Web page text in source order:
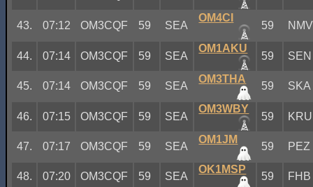
43. 07:12 OM3CQF 59 SEA
OM4CI
59 NMV
44. 07:14 OM3CQF 59 SEA
OM1AKU
59 SEN
45. 07:14 OM3CQF 59 SEA
OM3THA
59 SKA
46. 07:15 OM3CQF 59 SEA
OM3WBY
59 KRU
47. 07:17 OM3CQF 59 SEA
OM1JM
59 PEZ
48. 07:20 OM3CQF 59 SEA
OK1MSP
59 FHB